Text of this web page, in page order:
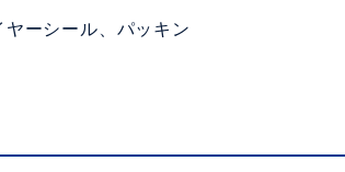
ーシール、パッキン